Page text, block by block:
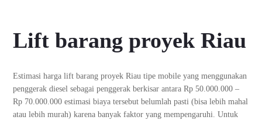
Lift barang proyek Riau
Estimasi harga lift barang proyek Riau tipe mobile yang menggunakan
penggerak diesel sebagai penggerak berkisar antara Rp 50.000.000 –
Rp 70.000.000 estimasi biaya tersebut belumlah pasti (bisa lebih mahal
atau lebih murah) karena banyak faktor yang mempengaruhi. Untuk